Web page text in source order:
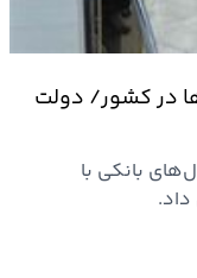
در کشور/ دولت
بانکی با